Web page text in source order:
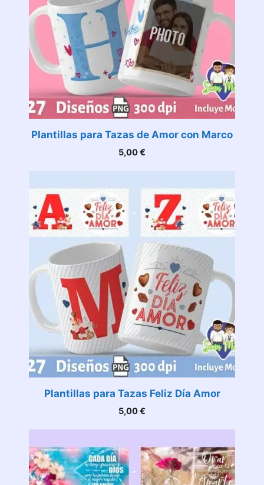
Plantillas para Tazas de Amor con Marco
5,00€
Plantillas para Tazas Feliz Día Amor
5,00€